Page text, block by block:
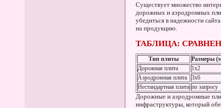
Существует множество
дорожных и аэродромных
убедиться в надежности
на продукцию.
ТАБЛИЦА:
Тип плиты
Размеры
Дорожная плита
1x2
Аэродромная плита
3x6
Нестандартная плита по запросу
Дорожные и аэродромные
инфраструктуры, который